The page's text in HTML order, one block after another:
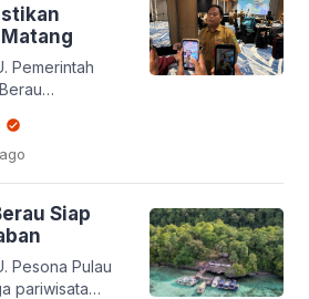
dan
Berau,
saat ini,
sekadar
yang indah di
Pemerintah
terkait
oleh tim
Kementerian
kolaborasi
kabupaten
rumput.
ago
Siap
Pesona Pulau
pariwisata